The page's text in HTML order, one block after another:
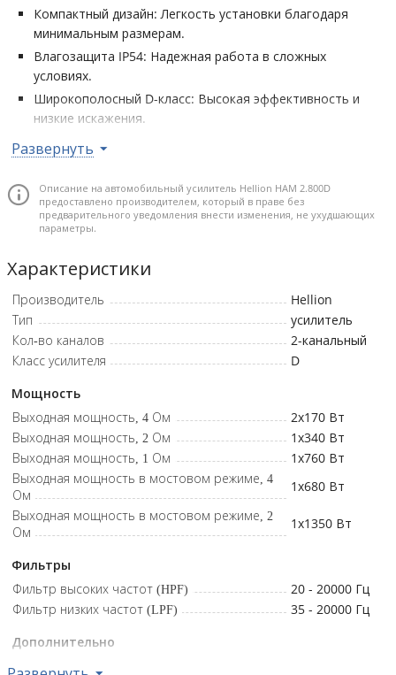
Компактный дизайн: Легкость установки благодаря
минимальным размерам.
Влагозащита IP54: Надежная работа в сложных
условиях.
Широкополосный D-класс: Высокая эффективность и
низкие искажения.
входит в комплект.
Количество каналов усилителя: 2 • Выходная мощность RMS:
2х170Вт/4 Ом, 1х340Вт/2 Ом, 1х760Вт/1 Ом • Выходная мощность
RMS мостом: 1х680Вт/4 Ом, 1х1350Вт/2 Ом • Входы высокого
20000 Гц, 12 дБ/окт. • Класс встроенного усилителя:
уровнем: в комплекте • ДxШxВ: 190x84x36 мм
Комплектация
Руководство эксплуатации
Регулятор баса
Развернуть
Описание на автомобильный усилитель Hellion HAM 2.800D
предоставлено производителем, который в праве без
предварительного уведомления внести изменения, не ухудшающих
параметры.
Характеристики
Производитель
Hellion
Тип
усилитель
Кол-во каналов
2-канальный
Класс усилителя
D
Мощность
Выходная мощность, 4 Ом
2x170 Вт
Выходная мощность, 2 Ом
1x340 Вт
Выходная мощность, 1 Ом
1x760 Вт
Выходная мощность в мостовом режиме, 4
Ом
1x680 Вт
Выходная мощность в мостовом режиме, 2
Ом
1x1350 Вт
Фильтры
Фильтр высоких частот (HPF)
20 - 20000 Гц
Фильтр низких частот (LPF)
35 - 20000 Гц
Дополнительно
Выносной регулятор уровня